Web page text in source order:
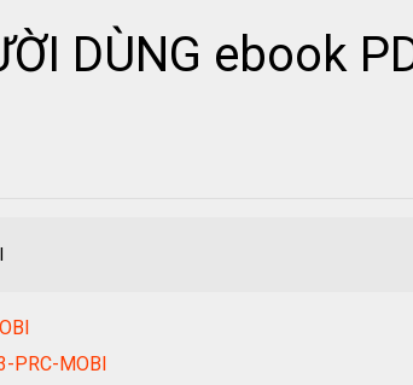
DÙNG ebook
PRC-MOBI